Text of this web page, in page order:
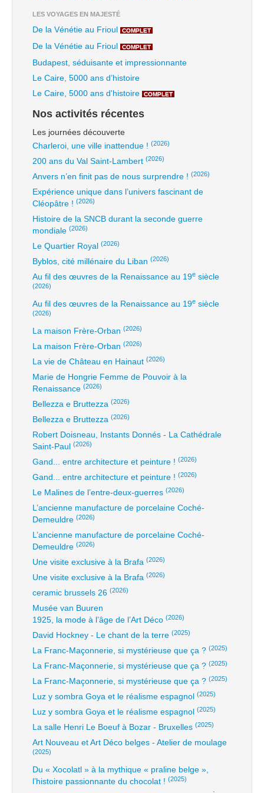
LES VOYAGES EN MAJESTÉ
De la Vénétie au Frioul COMPLET
De la Vénétie au Frioul COMPLET
Budapest, séduisante et impressionnante
Le Caire, 5000 ans d’histoire
Le Caire, 5000 ans d'histoire
COMPLET
Nos activités récentes
Les journées découverte
Charleroi, une ville inattendue ! (2026)
200 ans du Val Saint-Lambert (2026)
Anvers n’en finit pas de nous surprendre ! (2026)
Expérience unique dans l’univers fascinant de
Cléopâtre ! (2026)
Histoire de la SNCB durant la seconde guerre
mondiale (2026)
Le Quartier Royal (2026)
Byblos, cité millénaire du Liban (2026)
Au fil des œuvres de la Renaissance au 19e siècle
(2026)
Au fil des œuvres de la Renaissance au 19e siècle
(2026)
La maison Frère-Orban (2026)
La maison Frère-Orban (2026)
La vie de Château en Hainaut (2026)
Marie de Hongrie Femme de Pouvoir à la
Renaissance (2026)
Bellezza e Bruttezza (2026)
Bellezza e Bruttezza (2026)
Robert Doisneau, Instants Donnés - La Cathédrale
Saint-Paul (2026)
Gand... entre architecture et peinture ! (2026)
Gand... entre architecture et peinture ! (2026)
Le Malines de l’entre-deux-guerres (2026)
L’ancienne manufacture de porcelaine Coché-
Demeuldre (2026)
L’ancienne manufacture de porcelaine Coché-
Demeuldre (2026)
Une visite exclusive à la Brafa (2026)
Une visite exclusive à la Brafa (2026)
ceramic brussels 26 (2026)
Musée van Buuren
1925, la mode à l’âge de l’Art Déco (2026)
David Hockney - Le chant de la terre (2025)
La Franc-Maçonnerie, si mystérieuse que ça ? (2025)
La Franc-Maçonnerie, si mystérieuse que ça ? (2025)
La Franc-Maçonnerie, si mystérieuse que ça ? (2025)
Luz y sombra Goya et le réalisme espagnol (2025)
Luz y sombra Goya et le réalisme espagnol (2025)
La salle Henri Le Boeuf à Bozar - Bruxelles (2025)
Art Nouveau et Art Déco belges - Atelier de moulage
(2025)
Du « Xocolatl » à la mythique « praline belge »,
l’histoire passionnante du chocolat ! (2025)